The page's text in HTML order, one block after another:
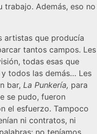
trabajo. Además, eso no
artistas que producía
tantos campos. Les
todas esas que
y todos las demás… Les
bar, La Punkería, para
se pudo, fueron
el esfuerzo. Tampoco
ni contratos, ni
no teníamos